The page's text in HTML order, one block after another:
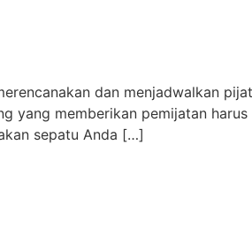
dan menjadwalkan
yang memberikan pemijatan
sepatu Anda […]